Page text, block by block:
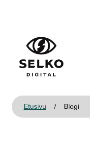
Etusivu / Blogi